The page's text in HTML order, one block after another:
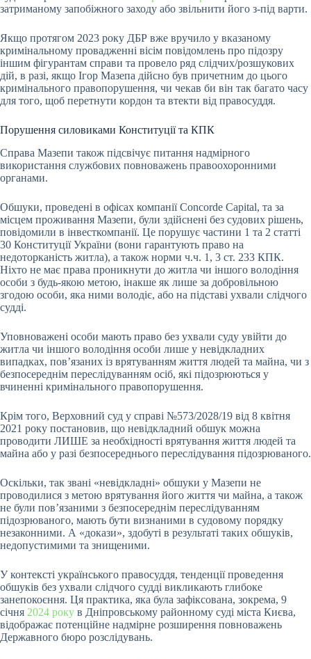
затриманому запобіжного заходу або звільнити його з-під варти.
Якщо протягом 2023 року ДБР вже вручило у вказаному
кримінальному провадженні вісім повідомлень про підозру
іншим фігурантам справи та провело ряд слідчих/розшукових
дій, в разі, якщо Ігор Мазепа дійсно був причетним до цього
кримінального правопорушення, чи чекав би він так багато часу
для того, щоб перетнути кордон та втекти від правосуддя.
Порушення силовиками Конституції та КПК
Справа Мазепи також підсвічує питання надмірного
використання службових повноважень правоохоронними
органами.
Обшуки, проведені в офісах компанії Concorde Capital, та за
місцем проживання Мазепи, були здійснені без судових рішень,
повідомили в інвесткомпанії. Це порушує частини 1 та 2 статті
30 Конституції України (вони гарантують право на
недоторканість житла), а також норми ч.ч. 1, 3 ст. 233 КПК.
Ніхто не має права проникнути до житла чи іншого володіння
особи з будь-якою метою, інакше як лише за добровільною
згодою особи, яка ними володіє, або на підставі ухвали слідчого
судді.
Уповноважені особи мають право без ухвали суду увійти до
житла чи іншого володіння особи лише у невідкладних
випадках, пов’язаних із врятуванням життя людей та майна, чи з
безпосереднім переслідуванням осіб, які підозрюються у
вчиненні кримінального правопорушення.
Крім того, Верховний суд у справі №573/2028/19 від 8 квітня
2021 року постановив, що невідкладний обшук можна
проводити ЛИШЕ за необхідності врятування життя людей та
майна або у разі безпосереднього переслідування підозрюваного.
​Оскільки, так звані «невідкладні» обшуки у Мазепи не
проводилися з метою врятування його життя чи майна, а також
не були пов’язаними з безпосереднім переслідуванням
підозрюваного, мають бути визнаними в судовому порядку
незаконними. А «докази», здобуті в результаті таких обшуків,
недопустимими та знищеними.
У контексті українського правосуддя, тенденції проведення
обшуків без ухвали слідчого судді викликають глибоке
занепокоєння. Ця практика, яка була зафіксована, зокрема, 9
січня 2024 року в Дніпровському районному суді міста Києва,
відображає потенційне надмірне розширення повноважень
Державного бюро розслідувань.